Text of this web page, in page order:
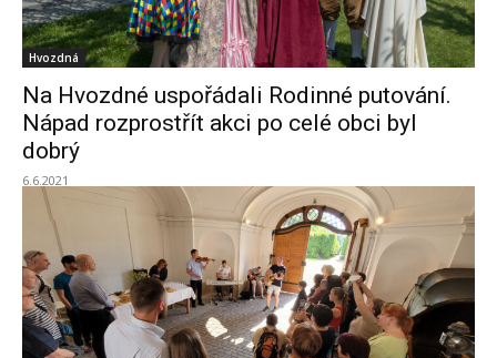
Hvozdná
Na Hvozdné uspořádali Rodinné putování.
Nápad rozprostřít akci po celé obci byl
dobrý
6.6.2021